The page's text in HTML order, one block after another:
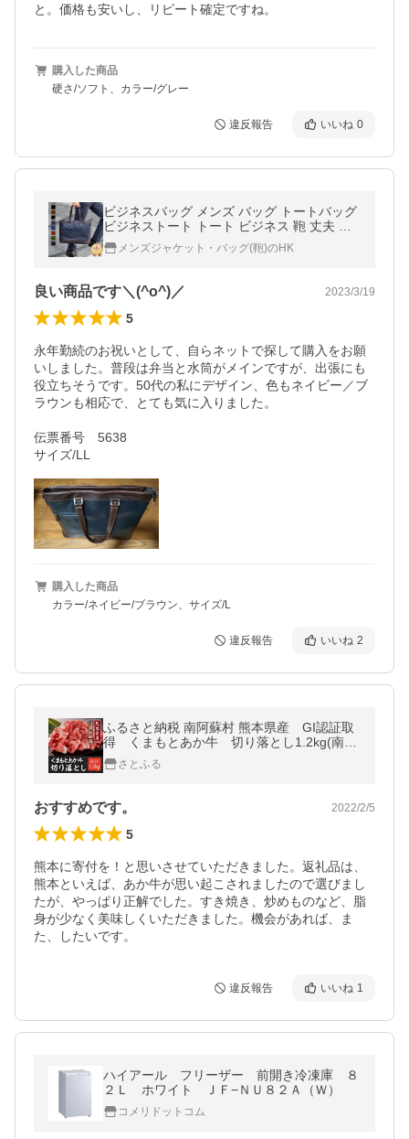
と。価格も安いし、リピート確定ですね。
購入した商品
硬さ/ソフト、カラー/グレー
違反報告 いいね 0
ビジネスバッグ メンズ バッグ トートバッグ
ビジネストート トート ビジネス 鞄 丈夫 お
しゃれ 通勤 通学 A4 B4 合成皮革 秋 冬 春 夏
メンズジャケット・バッグ(鞄)のHK
良い商品です＼(^o^)／ 2023/3/19
5
永年勤続のお祝いとして、自らネットで探して購入をお願
いしました。普段は弁当と水筒がメインですが、出張にも
役立ちそうです。50代の私にデザイン、色もネイビー／ブ
ラウンも相応で、とても気に入りました。
伝票番号　5638
サイズ/LL
購入した商品
カラー/ネイビー/ブラウン、サイズ/L
違反報告 いいね 2
ふるさと納税 南阿蘇村 熊本県産 GI認証取
得 くまもとあか牛 切り落とし1.2kg(南阿
蘇村)さとふる
おすすめです。 2022/2/5
5
熊本に寄付を！と思いさせていただきました。返礼品は、
熊本といえば、あか牛が思い起こされましたので選びまし
たが、やっぱり正解でした。すき焼き、炒めものなど、脂
身が少なく美味しくいただきました。機会があれば、ま
た、したいです。
違反報告 いいね 1
ハイアール フリーザー 前開き冷凍庫 ８
２Ｌ ホワイト ＪＦ−ＮＵ８２Ａ（Ｗ）
コメリドットコム